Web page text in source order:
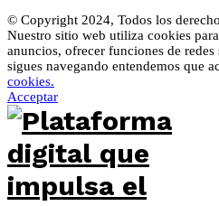
© Copyright 2024, Todos los
Nuestro sitio web utiliza cookies
anuncios, ofrecer funciones de
sigues navegando entendemos que
cookies.
Acceptar